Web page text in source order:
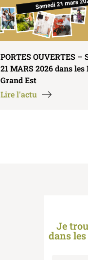
PORTES OUVERTES –
21 MARS 2026 dans les
Grand Est
Lire l'actu
Je
dans